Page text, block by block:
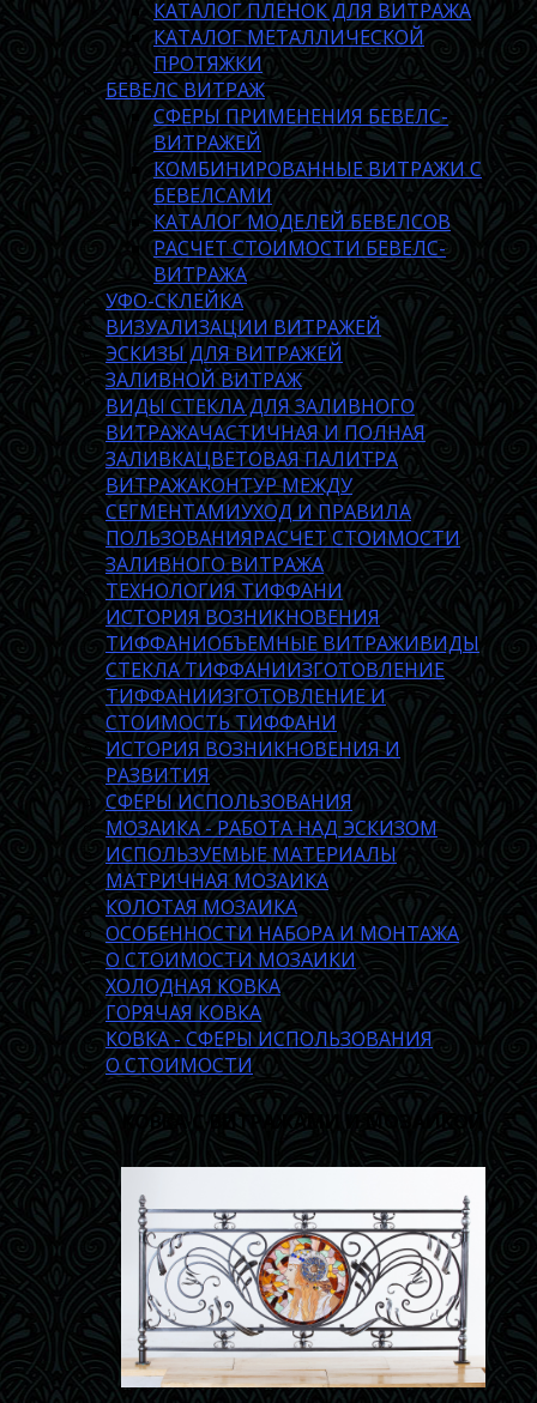
КАТАЛОГ ПЛЕНОК ДЛЯ ВИТРАЖА
КАТАЛОГ МЕТАЛЛИЧЕСКОЙ
ПРОТЯЖКИ
БЕВЕЛС ВИТРАЖ
СФЕРЫ ПРИМЕНЕНИЯ БЕВЕЛС-
ВИТРАЖЕЙ
КОМБИНИРОВАННЫЕ ВИТРАЖИ С
БЕВЕЛСАМИ
КАТАЛОГ МОДЕЛЕЙ БЕВЕЛСОВ
РАСЧЕТ СТОИМОСТИ БЕВЕЛС-
ВИТРАЖА
УФО-СКЛЕЙКА
ВИЗУАЛИЗАЦИИ ВИТРАЖЕЙ
ЭСКИЗЫ ДЛЯ ВИТРАЖЕЙ
ЗАЛИВНОЙ ВИТРАЖ
ВИДЫ СТЕКЛА ДЛЯ ЗАЛИВНОГО
ВИТРАЖАЧАСТИЧНАЯ И ПОЛНАЯ
ЗАЛИВКАЦВЕТОВАЯ ПАЛИТРА
ВИТРАЖАКОНТУР МЕЖДУ
СЕГМЕНТАМИУХОД И ПРАВИЛА
ПОЛЬЗОВАНИЯРАСЧЕТ СТОИМОСТИ
ЗАЛИВНОГО ВИТРАЖА
ТЕХНОЛОГИЯ ТИФФАНИ
ИСТОРИЯ ВОЗНИКНОВЕНИЯ
ТИФФАНИОБЪЕМНЫЕ ВИТРАЖИВИДЫ
СТЕКЛА ТИФФАНИИЗГОТОВЛЕНИЕ
ТИФФАНИИЗГОТОВЛЕНИЕ И
СТОИМОСТЬ ТИФФАНИ
ИСТОРИЯ ВОЗНИКНОВЕНИЯ И
РАЗВИТИЯ
СФЕРЫ ИСПОЛЬЗОВАНИЯ
МОЗАИКА - РАБОТА НАД ЭСКИЗОМ
ИСПОЛЬЗУЕМЫЕ МАТЕРИАЛЫ
МАТРИЧНАЯ МОЗАИКА
КОЛОТАЯ МОЗАИКА
ОСОБЕННОСТИ НАБОРА И МОНТАЖА
О СТОИМОСТИ МОЗАИКИ
ХОЛОДНАЯ КОВКА
ГОРЯЧАЯ КОВКА
КОВКА - СФЕРЫ ИСПОЛЬЗОВАНИЯ
О СТОИМОСТИ
КОВКА С ВИТРАЖАМИ И МОЗАИКОЙ